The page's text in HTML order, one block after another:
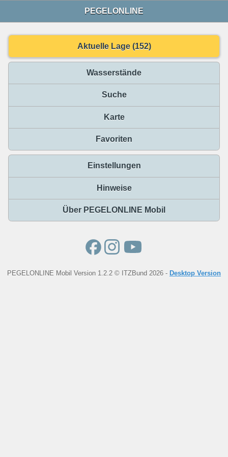
PEGELONLINE
Aktuelle Lage (152)
Wasserstände
Suche
Karte
Favoriten
Einstellungen
Hinweise
Über PEGELONLINE Mobil
PEGELONLINE Mobil Version 1.2.2 © ITZBund 2026 - Desktop Version